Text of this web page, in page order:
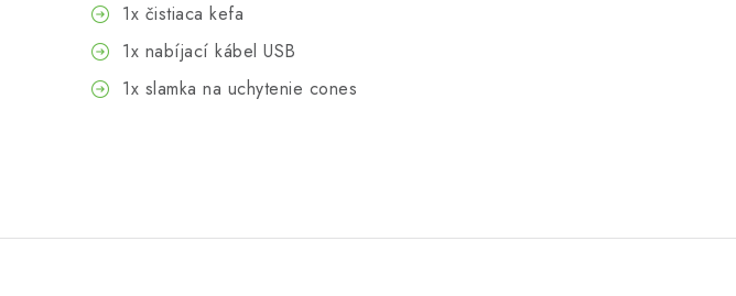
1x čistiaca kefa
1x nabíjací kábel USB
1x slamka na uchytenie cones